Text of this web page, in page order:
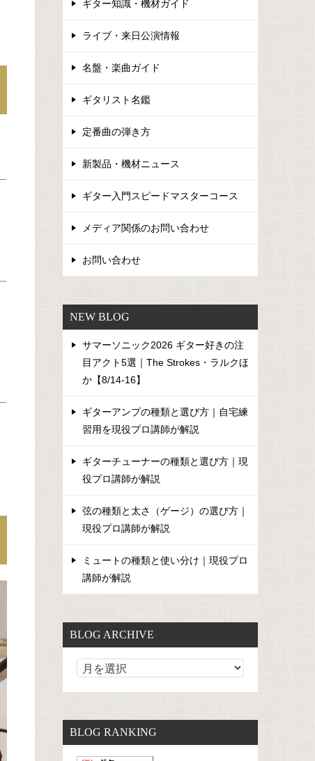
ギター知識・機材ガイド
ライブ・来日公演情報
名盤・楽曲ガイド
ギタリスト名鑑
定番曲の弾き方
新製品・機材ニュース
ギター入門スピードマスターコース
メディア関係のお問い合わせ
お問い合わせ
NEW BLOG
サマーソニック2026 ギター好きの注
目アクト5選｜The Strokes・ラルクほ
か【8/14-16】
ギターアンプの種類と選び方｜自宅練
習用を現役プロ講師が解説
ギターチューナーの種類と選び方｜現
役プロ講師が解説
弦の種類と太さ（ゲージ）の選び方｜
現役プロ講師が解説
ミュートの種類と使い分け｜現役プロ
講師が解説
BLOG ARCHIVE
BLOG RANKING